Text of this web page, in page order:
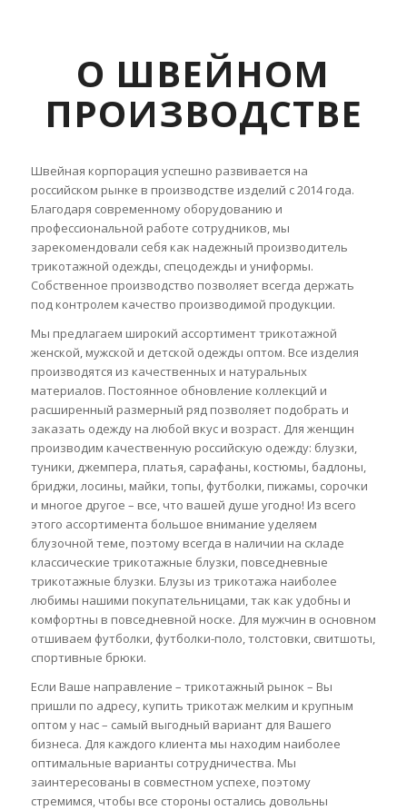
О ШВЕЙНОМ
ПРОИЗВОДСТВЕ
Швейная корпорация успешно развивается на
российском рынке в производстве изделий с 2014 года.
Благодаря современному оборудованию и
профессиональной работе сотрудников, мы
зарекомендовали себя как надежный производитель
трикотажной одежды, спецодежды и униформы.
Собственное производство позволяет всегда держать
под контролем качество производимой продукции.
Мы предлагаем широкий ассортимент трикотажной
женской, мужской и детской одежды оптом. Все изделия
производятся из качественных и натуральных
материалов. Постоянное обновление коллекций и
расширенный размерный ряд позволяет подобрать и
заказать одежду на любой вкус и возраст. Для женщин
производим качественную российскую одежду: блузки,
туники, джемпера, платья, сарафаны, костюмы, бадлоны,
бриджи, лосины, майки, топы, футболки, пижамы, сорочки
и многое другое – все, что вашей душе угодно! Из всего
этого ассортимента большое внимание уделяем
блузочной теме, поэтому всегда в наличии на складе
классические трикотажные блузки, повседневные
трикотажные блузки. Блузы из трикотажа наиболее
любимы нашими покупательницами, так как удобны и
комфортны в повседневной носке. Для мужчин в основном
отшиваем футболки, футболки-поло, толстовки, свитшоты,
спортивные брюки.
Если Ваше направление – трикотажный рынок – Вы
пришли по адресу, купить трикотаж мелким и крупным
оптом у нас – самый выгодный вариант для Вашего
бизнеса. Для каждого клиента мы находим наиболее
оптимальные варианты сотрудничества. Мы
заинтересованы в совместном успехе, поэтому
стремимся, чтобы все стороны остались довольны